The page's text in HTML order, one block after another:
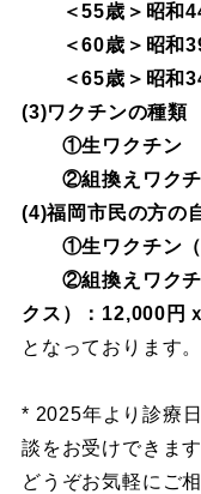
＜55歳＞昭和44
＜60歳＞昭和39
＜65歳＞昭和34
(3)ワクチンの種類
①生ワクチ
②組換えワク
(4)福岡市民の方の
①生ワクチン
②組換えワクチ
クス）：12,000円
となっております。
* 2025年より診療
談をお受けできます
どうぞお気軽にご